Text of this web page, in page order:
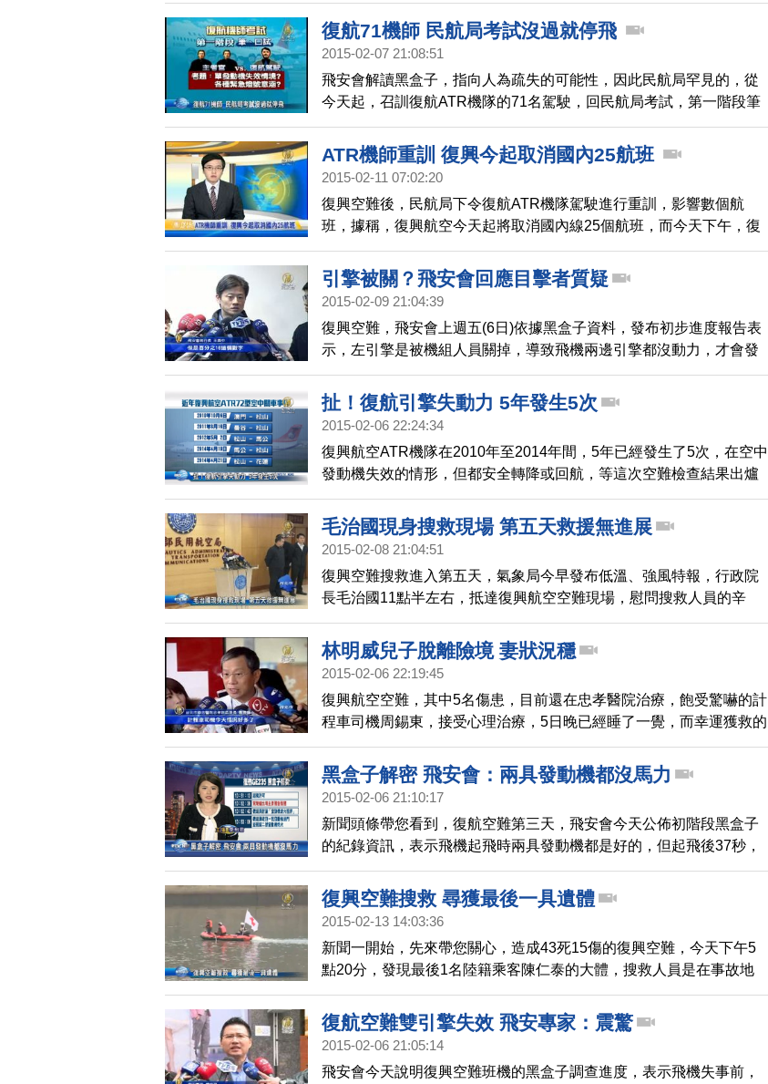
復航71機師 民航局考試沒過就停飛
2015-02-07 21:08:51
飛安會解讀黑盒子，指向人為疏失的可能性，因此民航局罕見的，從
今天起，召訓復航ATR機隊的71名駕駛，回民航局考試，第一階段筆
試和口試，為期三到四天，只要口試沒過就停飛，第二階段模擬機測
驗，必須要到國外考核，民航局也會派人監督！
ATR機師重訓 復興今起取消國內25航班
2015-02-11 07:02:20
復興空難後，民航局下令復航ATR機隊駕駛進行重訓，影響數個航
班，據稱，復興航空今天起將取消國內線25個航班，而今天下午，復
航ATR機師的重訓結果，也會公布。
引擎被關？飛安會回應目擊者質疑
2015-02-09 21:04:39
復興空難，飛安會上週五(6日)依據黑盒子資料，發布初步進度報告表
示，左引擎是被機組人員關掉，導致飛機兩邊引擎都沒動力，才會發
生墜機事故。不過，有目擊者質疑，表示當時他看到其中一個發動機
在轉動，而且飛機還一度有爬升。飛安會今天(9日)再度出面說明。
扯！復航引擎失動力 5年發生5次
2015-02-06 22:24:34
復興航空ATR機隊在2010年至2014年間，5年已經發生了5次，在空中
發動機失效的情形，但都安全轉降或回航，等這次空難檢查結果出爐
後，民航局不排除，停止復興的部分營業範圍。
毛治國現身搜救現場 第五天救援無進展
2015-02-08 21:04:51
復興空難搜救進入第五天，氣象局今早發布低溫、強風特報，行政院
長毛治國11點半左右，抵達復興航空空難現場，慰問搜救人員的辛
勞，親自表達感謝，為大家打氣。
林明威兒子脫離險境 妻狀況穩
2015-02-06 22:19:45
復興航空空難，其中5名傷患，目前還在忠孝醫院治療，飽受驚嚇的計
程車司機周錫東，接受心理治療，5日晚已經睡了一覺，而幸運獲救的
林明威一家三口，妻子骨折開刀後，狀況穩定，一度失溫的兒子，也
將轉出加護病房。
黑盒子解密 飛安會：兩具發動機都沒馬力
2015-02-06 21:10:17
新聞頭條帶您看到，復航空難第三天，飛安會今天公佈初階段黑盒子
的紀錄資訊，表示飛機起飛時兩具發動機都是好的，但起飛後37秒，
二號發動機發出警告，另一台發動機也被切斷油門，最後，是在雙機
都失效的情況下，發生憾事。
復興空難搜救 尋獲最後一具遺體
2015-02-13 14:03:36
新聞一開始，先來帶您關心，造成43死15傷的復興空難，今天下午5
點20分，發現最後1名陸籍乘客陳仁泰的大體，搜救人員是在事故地
點下游2公里，成功橋下二號水門附近，尋獲遺體，而空難所有的失蹤
者，到今天，已經全部尋獲。至於賠償金新台幣1490萬元的額度，昨
天協調會上，不被現場罹難者家屬接受，復航表示，1490萬元是起
復航空難雙引擎失效 飛安專家：震驚
2015-02-06 21:05:14
飛安會今天說明復興空難班機的黑盒子調查進度，表示飛機失事前，